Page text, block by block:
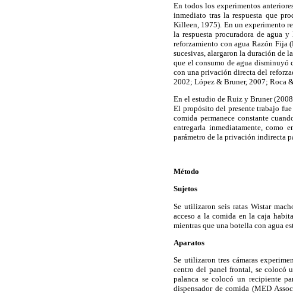
En todos los experimentos
inmediato tras la respuesta que
Killeen, 1975). En un experimento
la respuesta procuradora de agua
reforzamiento con agua Razón Fija
sucesivas, alargaron la duración de
que el consumo de agua disminuyó
con una privación directa del
2002; López & Bruner, 2007; Roca
En el estudio de Ruiz y Bruner
El propósito del presente trabajo
comida permanece constante
entregarla inmediatamente, como
parámetro de la privación indirecta
Método
Sujetos
Se utilizaron seis ratas Wistar
acceso a la comida en la caja
mientras que una botella con agua
Aparatos
Se utilizaron tres cámaras
centro del panel frontal, se colocó
palanca se colocó un recipiente
dispensador de comida (MED